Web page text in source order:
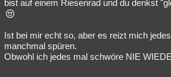
bist auf einem Riesenrad und du denkst
Ist bei mir echt so, aber es reizt mich
manchmal spüren.
Obwohl ich jedes mal schwöre NIE